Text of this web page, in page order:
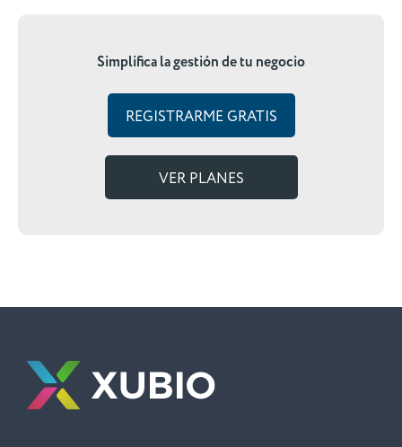
Simplifica la gestión de tu negocio
REGISTRARME GRATIS
VER PLANES